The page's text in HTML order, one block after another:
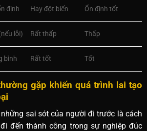
định Hay đột biến Ổn định tốt
lỗi) Rất thấp Thấp
bình Rất tốt Tốt
gặp khiến quá trình lai tạo
sai sót của người đi trước là cách
đến thành công trong sự nghiệp đúc